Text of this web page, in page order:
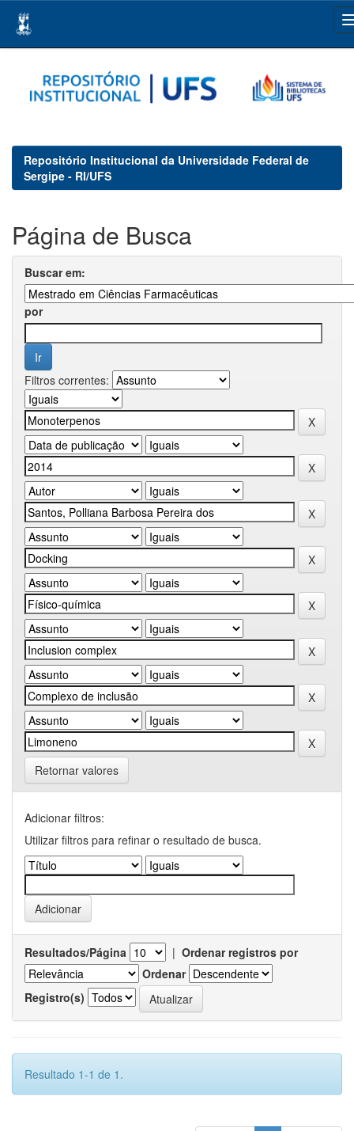
navigation
Repositório Institucional da Universidade Federal de
Sergipe - RI/UFS
Página de Busca
Buscar em:
por
Filtros correntes:
Retornar valores
Adicionar filtros:
Utilizar filtros para refinar o resultado de busca.
Resultados/Página | Ordenar registros por
Ordenar
Registro(s)
Resultado 1-1 de 1.